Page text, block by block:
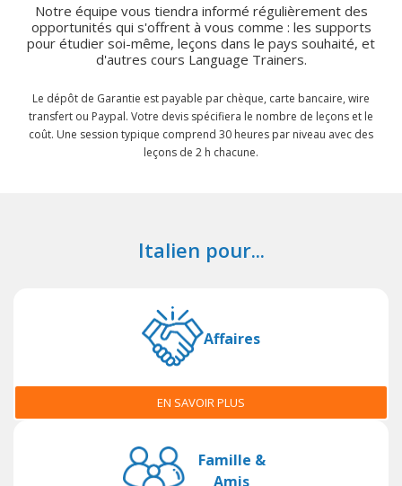
Notre équipe vous tiendra informé régulièrement des
opportunités qui s'offrent à vous comme : les supports
pour étudier soi-même, leçons dans le pays souhaité, et
d'autres cours Language Trainers.
Le dépôt de Garantie est payable par chèque, carte bancaire, wire
transfert ou Paypal. Votre devis spécifiera le nombre de leçons et le
coût. Une session typique comprend 30 heures par niveau avec des
leçons de 2 h chacune.
Italien pour...
Affaires
EN SAVOIR PLUS
Famille &
Amis